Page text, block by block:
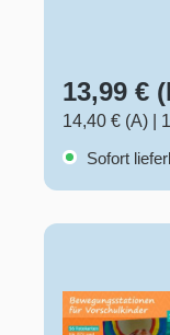
13,99 €
14,40 € (A)
Sofort